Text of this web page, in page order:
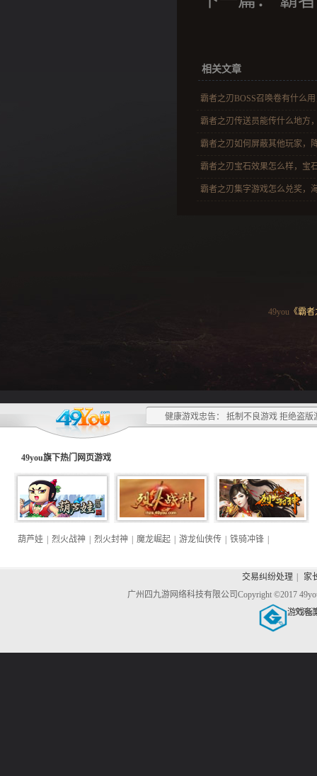
相关文章
霸者之刃BOSS召唤卷有什么
霸者之刃传送员能传什么地方
霸者之刃如何屏蔽其他玩家，
霸者之刃宝石效果怎么样，宝
霸者之刃集字游戏怎么兑奖，
49you《霸者
健康游戏忠告： 抵制不良游戏 拒绝盗
49you旗下热门 网页游戏
葫芦娃 烈火战神 烈火封神 魔龙崛起 游龙仙侠传 铁骑冲锋
交易纠纷处理
家
广州四九游网络科技有限公司 Copyright ©2017
游戏备
文网